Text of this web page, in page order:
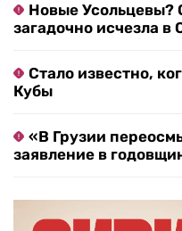
Новые Усольцевы?
загадочно исчезла в
Стало известно,
Кубы
«В Грузии
заявление в